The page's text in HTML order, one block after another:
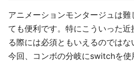
アニメーションモンタージュは
ても便利です。特にこういった
る際には必須ともいえるのではな
今回、コンボの分岐にswitchを使